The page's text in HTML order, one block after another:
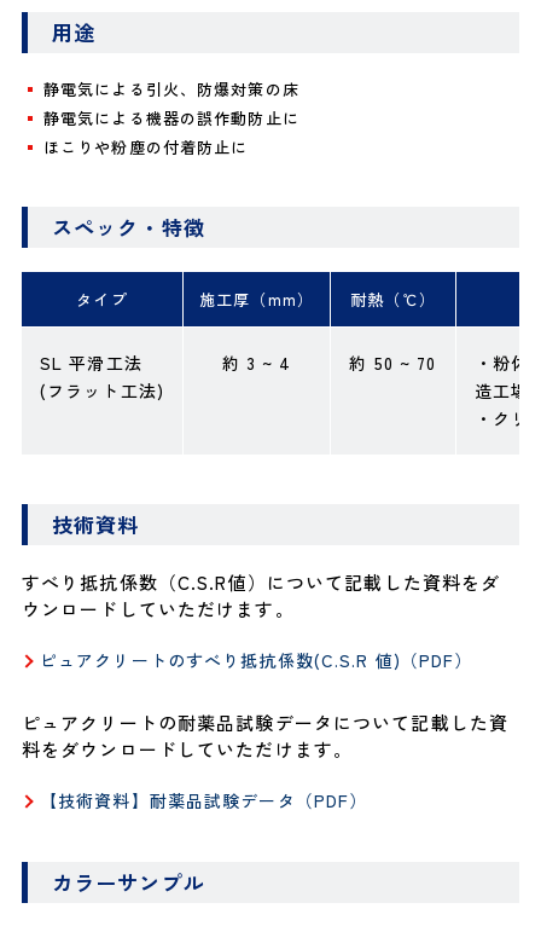
用途
静電気による引火、防爆対策の床
静電気による機器の誤作動防止に
ほこりや粉塵の付着防止に
スペック・特徴
タイプ 施工厚（mm） 耐熱（℃）
SL 平滑工法
(フラット工法)
約 3 ~ 4 約 50 ~ 70
・粉体
造工場
・クリ
技術資料
すべり抵抗係数（C.S.R値）について記載した資料をダ
ウンロードしていただけます。
ピュアクリートのすべり抵抗係数(C.S.R 値)（PDF）
ピュアクリートの耐薬品試験データについて記載した資
料をダウンロードしていただけます。
【技術資料】耐薬品試験データ（PDF）
カラーサンプル